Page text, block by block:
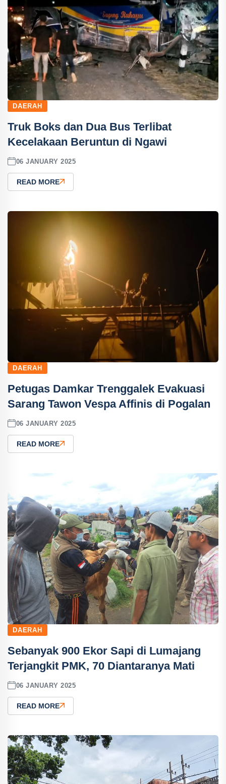
DAERAH
Truk Boks dan Dua Bus Terlibat
Kecelakaan Beruntun di Ngawi
06 JANUARY 2025
READ MORE
DAERAH
Petugas Damkar Trenggalek Evakuasi
Sarang Tawon Vespa Affinis di Pogalan
06 JANUARY 2025
READ MORE
DAERAH
Sebanyak 900 Ekor Sapi di Lumajang
Terjangkit PMK, 70 Diantaranya Mati
06 JANUARY 2025
READ MORE